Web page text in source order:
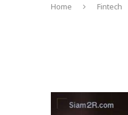
Home Fintech